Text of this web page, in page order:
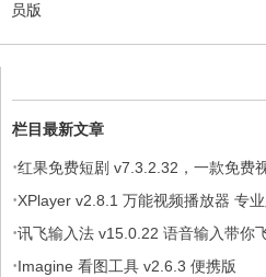
员版
栏目最新文章
·红果免费短剧 v7.3.2.32，一款免费
·XPlayer v2.8.1 万能视频播放器 专
·讯飞输入法 v15.0.22 语音输入带你
·Imagine 看图工具 v2.6.3 便携版